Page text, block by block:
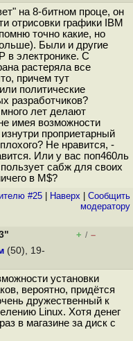
на 8-битном проце, он
отрисовки графики IBM
точно какие, но
Были и другие
в электронике. С
растеряла все
причем тут
политические
разработчиков?
лет делают
имея возможности
проприетарный
Не нравится, -
Или у вас поп460ль
сабж для своих
в M$?
#25 Наверх
Cообщить
модератору
+ / –
(50), 19-
установки
вероятно, придётся
дружественный к
Linux. Хотя денег
в магазине за диск с